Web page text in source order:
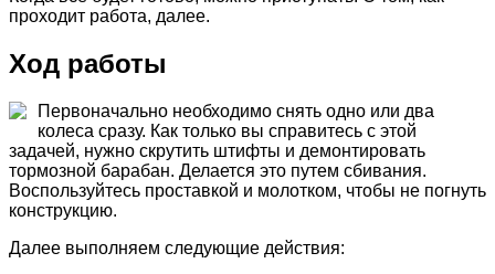
проходит работа, далее.
Ход работы
Первоначально необходимо снять одно или два
колеса сразу. Как только вы справитесь с этой
задачей, нужно скрутить штифты и демонтировать
тормозной барабан. Делается это путем сбивания.
Воспользуйтесь проставкой и молотком, чтобы не погнуть
конструкцию.
Далее выполняем следующие действия: